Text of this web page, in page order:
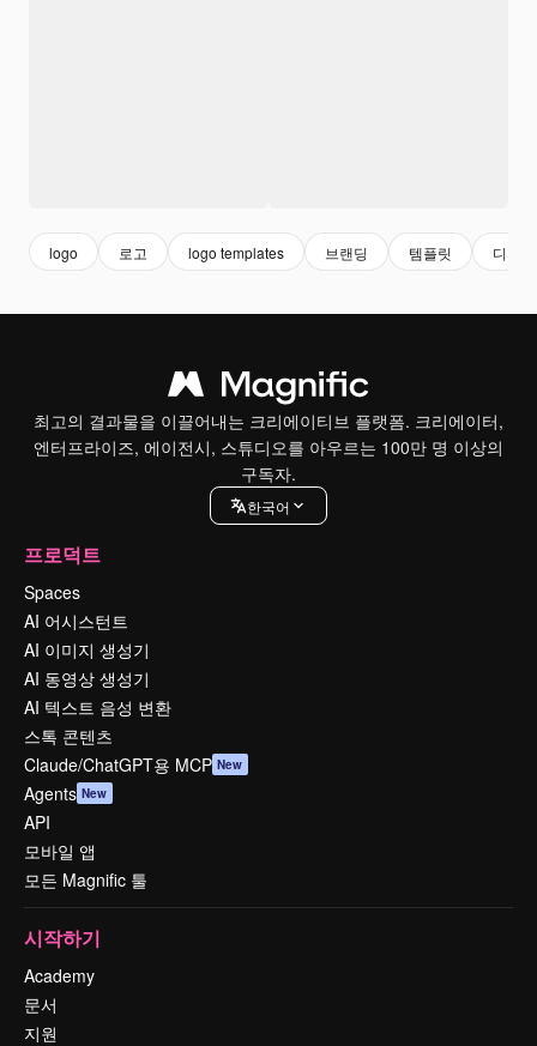
logo 로고 logo templates 브랜딩 템플릿 디자
최고의 결과물을 이끌어내는 크리에이티브 플랫폼. 크리에이터,
엔터프라이즈, 에이전시, 스튜디오를 아우르는 100만 명 이상의
구독자.
한국어
프로덕트
Spaces
AI 어시스턴트
AI 이미지 생성기
AI 동영상 생성기
AI 텍스트 음성 변환
스톡 콘텐츠
Claude/ChatGPT용 MCP New
Agents New
API
모바일 앱
모든 Magnific 툴
시작하기
Academy
문서
지원